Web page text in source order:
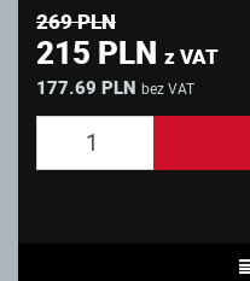
269 PLN
215 PLN z VAT
177.69 PLN bez VAT